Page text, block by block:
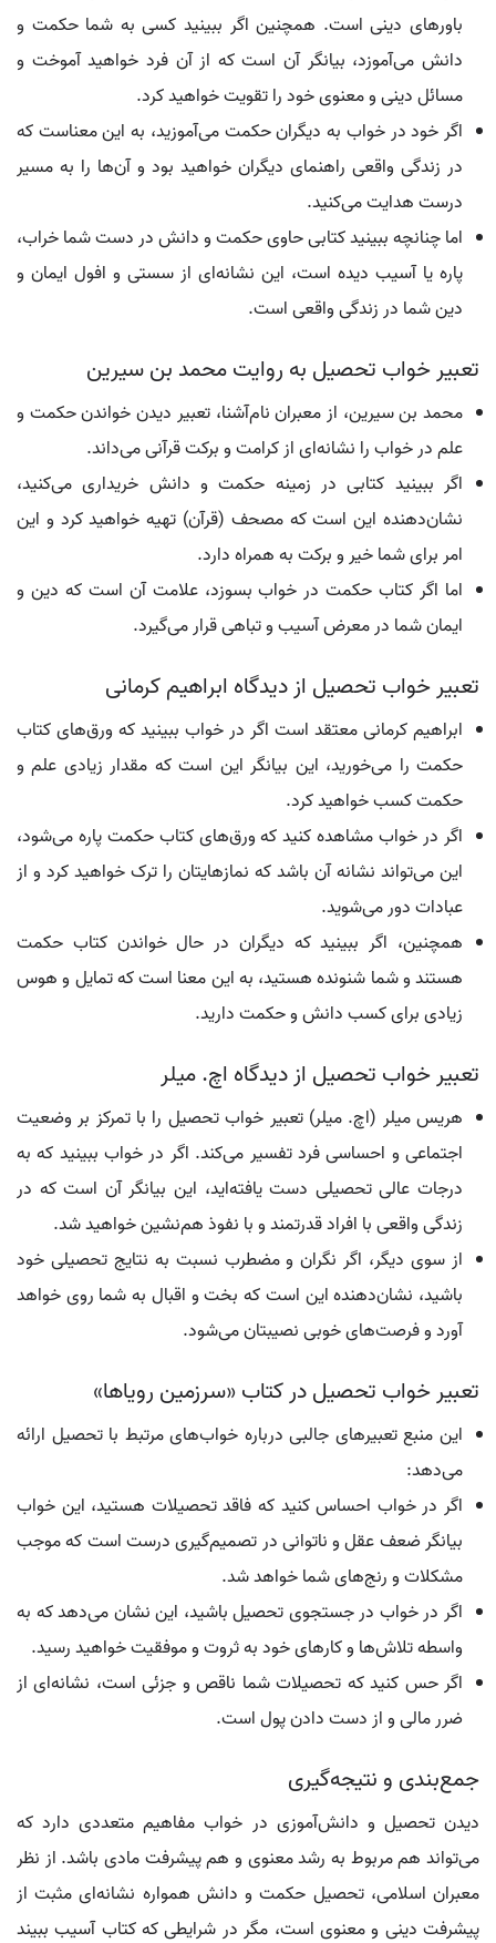
باورهای دینی است. همچنین اگر ببینید کسی به شما حکمت و
دانش می‌آموزد، بیانگر آن است که از آن فرد خواهید آموخت و
مسائل دینی و معنوی خود را تقویت خواهید کرد.
اگر خود در خواب به دیگران حکمت می‌آموزید، به این معناست که
در زندگی واقعی راهنمای دیگران خواهید بود و آن‌ها را به مسیر
درست هدایت می‌کنید.
اما چنانچه ببینید کتابی حاوی حکمت و دانش در دست شما خراب،
پاره یا آسیب دیده است، این نشانه‌ای از سستی و افول ایمان و
دین شما در زندگی واقعی است.
تعبیر خواب تحصیل به روایت محمد بن سیرین
محمد بن سیرین، از معبران نام‌آشنا، تعبیر دیدن خواندن حکمت و
علم در خواب را نشانه‌ای از کرامت و برکت قرآنی می‌داند.
اگر ببینید کتابی در زمینه حکمت و دانش خریداری می‌کنید،
نشان‌دهنده این است که مصحف (قرآن) تهیه خواهید کرد و این
امر برای شما خیر و برکت به همراه دارد.
اما اگر کتاب حکمت در خواب بسوزد، علامت آن است که دین و
ایمان شما در معرض آسیب و تباهی قرار می‌گیرد.
تعبیر خواب تحصیل از دیدگاه ابراهیم کرمانی
ابراهیم کرمانی معتقد است اگر در خواب ببینید که ورق‌های کتاب
حکمت را می‌خورید، این بیانگر این است که مقدار زیادی علم و
حکمت کسب خواهید کرد.
اگر در خواب مشاهده کنید که ورق‌های کتاب حکمت پاره می‌شود،
این می‌تواند نشانه آن باشد که نمازهایتان را ترک خواهید کرد و از
عبادات دور می‌شوید.
همچنین، اگر ببینید که دیگران در حال خواندن کتاب حکمت
هستند و شما شنونده هستید، به این معنا است که تمایل و هوس
زیادی برای کسب دانش و حکمت دارید.
تعبیر خواب تحصیل از دیدگاه اچ. میلر
هریس میلر (اچ. میلر) تعبیر خواب تحصیل را با تمرکز بر وضعیت
اجتماعی و احساسی فرد تفسیر می‌کند. اگر در خواب ببینید که به
درجات عالی تحصیلی دست یافته‌اید، این بیانگر آن است که در
زندگی واقعی با افراد قدرتمند و با نفوذ هم‌نشین خواهید شد.
از سوی دیگر، اگر نگران و مضطرب نسبت به نتایج تحصیلی خود
باشید، نشان‌دهنده این است که بخت و اقبال به شما روی خواهد
آورد و فرصت‌های خوبی نصیبتان می‌شود.
تعبیر خواب تحصیل در کتاب «سرزمین رویاها»
این منبع تعبیرهای جالبی درباره خواب‌های مرتبط با تحصیل ارائه
می‌دهد:
اگر در خواب احساس کنید که فاقد تحصیلات هستید، این خواب
بیانگر ضعف عقل و ناتوانی در تصمیم‌گیری درست است که موجب
مشکلات و رنج‌های شما خواهد شد.
اگر در خواب در جستجوی تحصیل باشید، این نشان می‌دهد که به
واسطه تلاش‌ها و کارهای خود به ثروت و موفقیت خواهید رسید.
اگر حس کنید که تحصیلات شما ناقص و جزئی است، نشانه‌ای از
ضرر مالی و از دست دادن پول است.
جمع‌بندی و نتیجه‌گیری
دیدن تحصیل و دانش‌آموزی در خواب مفاهیم متعددی دارد که
می‌تواند هم مربوط به رشد معنوی و هم پیشرفت مادی باشد. از نظر
معبران اسلامی، تحصیل حکمت و دانش همواره نشانه‌ای مثبت از
پیشرفت دینی و معنوی است، مگر در شرایطی که کتاب آسیب ببیند